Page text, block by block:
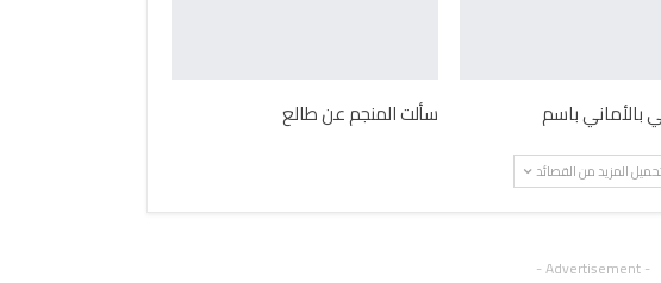
بالأماني باسم سألت المنجم عن طالع
المزيد من القصائد
- Advertisement -